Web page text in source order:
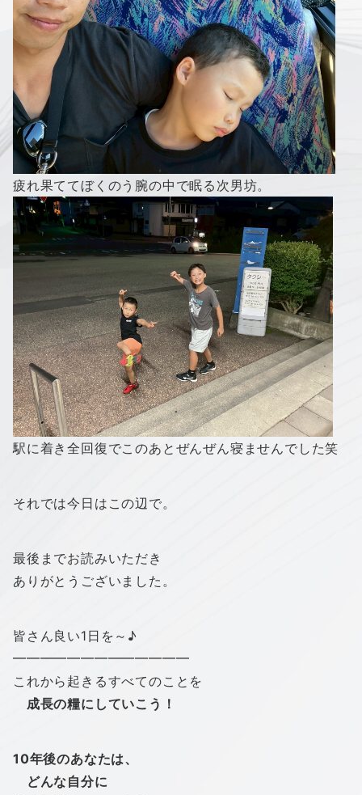
疲れ果ててぼくのう腕の中で眠る次男坊。
駅に着き全回復でこのあとぜんぜん寝ませんでした笑
それでは今日はこの辺で。
最後までお読みいただき
ありがとうございました。
皆さん良い1日を～♪
━━━━━━━━━━━━━
これから起きるすべてのことを
成長の糧にしていこう！
10年後のあなたは、
どんな自分に